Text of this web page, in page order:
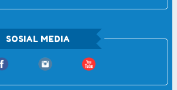
SOSIAL MEDIA